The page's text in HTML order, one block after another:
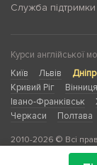
Служба підтримки
Курси англійської
Київ
Львів
Кривий Ріг
Вінниця
Івано-Франківськ
Черкаси
Полтава
2010-2026 © Всі